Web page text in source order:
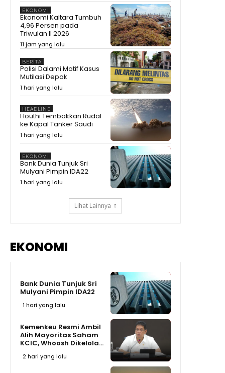
Presiden Prabowo Bandingkan
Indonesia dengan Cape Verde
00:37
Dedi Mulyadi Ungkap Fakta
Mengejutkan #shorts #trending
KDM Ungkap Fakta Sudah
Dibantu Pulang, Malah Kembali
ke Tempat Hiburan Malam
#shorts #trending
00:37
Zulhas Singgung Sponsor
Pilkada Habis Modal, Baliknya
Minta Izin Tambang #shorts
#trending
01:21
Zulhas Singgung Sponsor
Biayai Pilkada, Setelah Menang
Tagih Tambang
Prabowo Singgung Erick Thohir
Soal Timnas Gagal ke
EKONOMI
Ekonomi Kaltara Tumbuh
4,96 Persen pada
Triwulan II 2026
11 jam yang lalu
BERITA
Polisi Dalami Motif Kasus
Mutilasi Depok
1 hari yang lalu
HEADLINE
Houthi Tembakkan Rudal
ke Kapal Tanker Saudi
1 hari yang lalu
EKONOMI
Bank Dunia Tunjuk Sri
Mulyani Pimpin IDA22
1 hari yang lalu
Lihat Lainnya
EKONOMI
Bank Dunia Tunjuk Sri
Mulyani Pimpin IDA22
1 hari yang lalu
Kemenkeu Resmi Ambil
Alih Mayoritas Saham
KCIC, Whoosh Dikelola...
2 hari yang lalu